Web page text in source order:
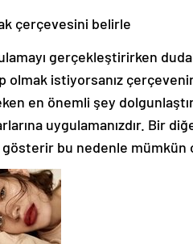
çerçevesini belirle
gerçekleştirirken
olmak istiyorsanız
en önemli şey
uygulamanızdır. Bir
gösterir bu nedenle mümkün